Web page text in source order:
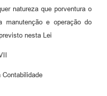
natureza que porventura o
manutenção e operação do
nesta Lei
Contabilidade